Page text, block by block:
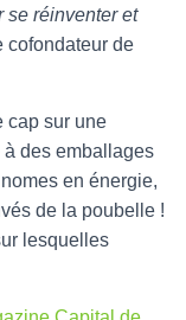
se réinventer et
cofondateur de
cap sur une
des emballages
en énergie,
de la poubelle !
lesquelles